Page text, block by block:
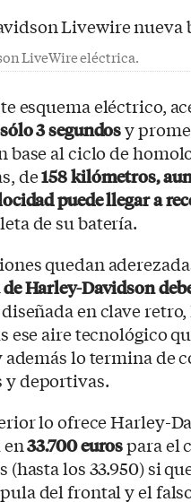
LiveWire eléctrica.
esquema eléctrico,
3 segundosy
base al ciclo de
de158 kilómetros,
puede llegar a
de su batería.
quedan
Harley-Davidson
en clave
ese aire tecnológico
además lo termina de
y deportivas.
lo ofrece Harley-
en33.700 eurospara el
(hasta los 33.950) si
del frontal y el